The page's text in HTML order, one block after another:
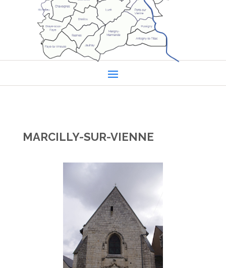
MARCILLY-SUR-VIENNE